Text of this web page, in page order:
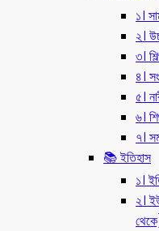
১।
২।
৩।
৪।
৫।
৬।
৭।
📚 ইতিহাস
১।
২।